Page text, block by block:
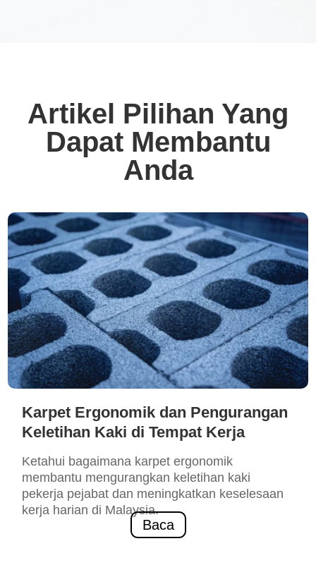
Artikel Pilihan Yang
Dapat Membantu
Anda
Karpet Ergonomik dan Pengurangan
Keletihan Kaki di Tempat Kerja
Ketahui bagaimana karpet ergonomik
membantu mengurangkan keletihan kaki
pekerja pejabat dan meningkatkan keselesaan
kerja harian di Malaysia.
Baca